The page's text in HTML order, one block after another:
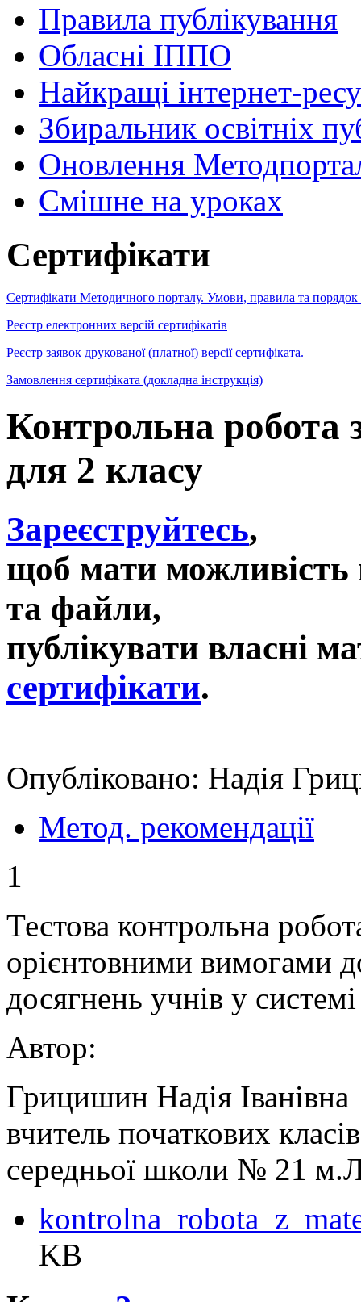
Правила публікування
Обласні ІППО
Найкращі інтернет-
Збиральник освітніх
Оновлення
Cмішне на уроках
Сертифікати
Сертифікати Методичного порталу. Умови, правила та порядок
Реєстр електронних версій сертифікатів
Реєстр заявок друкованої (платної) версії сертифіката.
Замовлення сертифіката (докладна інструкція)
Контрольна робота
для 2 класу
Зареєструйтесь,
щоб мати можливість
та файли,
публікувати власні
сертифікати.
Опубліковано: Надія
Метод. рекомендації
1
Тестова контрольна
орієнтовними вимогами
досягнень учнів у
Автор:
Грицишин Надія Іванівна
вчитель початкових класів
середньої школи № 21
KB